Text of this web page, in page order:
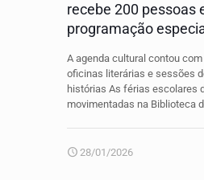
recebe 200 pessoas
programação
A agenda cultural contou
oficinas literárias e sessões
histórias As férias escolares
movimentadas na Biblioteca
28/01/2026